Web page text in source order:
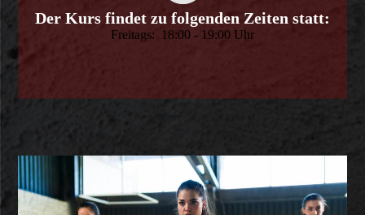
Der Kurs findet zu folgenden Zeiten statt:
Freitags: 18:00 - 19:00 Uhr